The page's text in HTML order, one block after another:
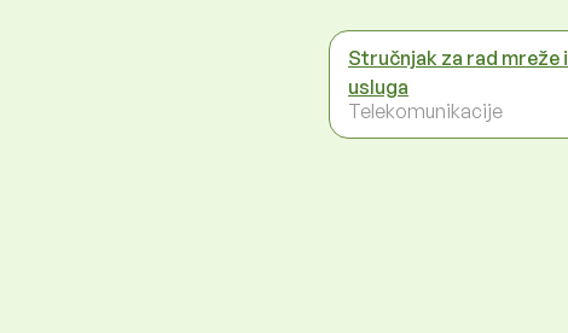
Stručnjak za rad mreže i
usluga
Telekomunikacije